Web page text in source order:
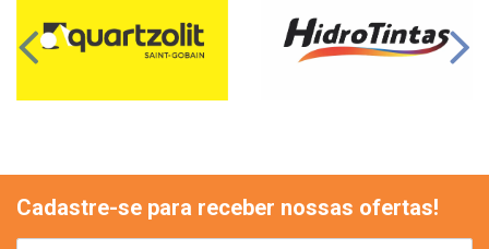
Cadastre-se para receber nossas ofertas!